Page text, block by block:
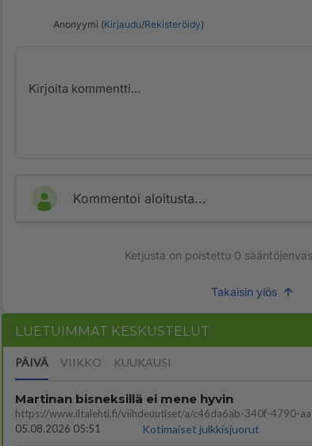
Anonyymi (Kirjaudu/Rekisteröidy)
Kommentoi aloitusta...
Ketjusta on poistettu 0
Takaisin ylös
LUETUIMMAT KESKUSTELUT
PÄIVÄ VIIKKO KUUKAUSI
Martinan bisneksillä ei mene hyvin
05.08.2026 05:51
Kotimaiset julkkisjuorut